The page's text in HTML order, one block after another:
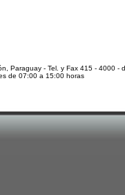
Paraguay - Tel. y Fax 415 - 4000 -
de 07:00 a 15:00 horas